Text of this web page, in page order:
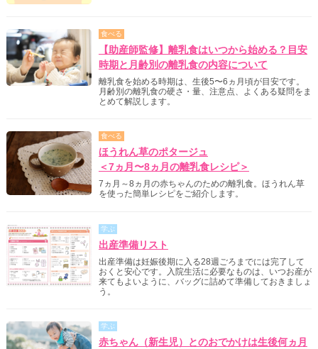
食べる
【助産師監修】離乳食はいつから始める？目安
時期と月齢別の離乳食の内容について
離乳食を始める時期は、生後5〜6ヵ月頃が目安です。
月齢別の離乳食の硬さ・量、注意点、よくある疑問をま
とめて解説します。
食べる
ほうれん草のポタージュ
＜7ヵ月〜8ヵ月の離乳食レシピ＞
7ヵ月～8ヵ月の赤ちゃんのための離乳食。ほうれん草
を使った簡単レシピをご紹介します。
学ぶ
出産準備リスト
出産準備は妊娠後期に入る28週ごろまでには完了して
おくと安心です。入院生活に必要なものは、いつお産が
来てもよいように、バッグに詰めて準備しておきましょ
う。
学ぶ
赤ちゃん（新生児）とのおでかけは生後何ヵ月